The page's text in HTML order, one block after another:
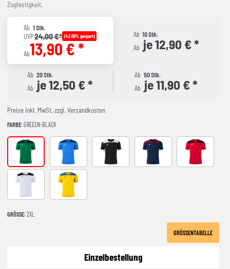
Zugfestigkeit.
Ab 1 Stk.
UVP24,00 €* (42.08% gespart)
Ab13,90 € *
Ab 10 Stk.
Ab je 12,90 € *
Ab 20 Stk.
Ab je 12,50 € *
Ab 50 Stk.
Ab je 11,90 € *
Preise inkl. MwSt. zzgl. Versandkosten
FARBE: GREEEN-BLACK
GREEEN-BLACK ROYAL-NAVY black-white NAVY-RED RED-BLACK
YELLOW-ROYAL
GRÖSSE : 2XL
GRÖSSENTABELLE
Einzelbestellung